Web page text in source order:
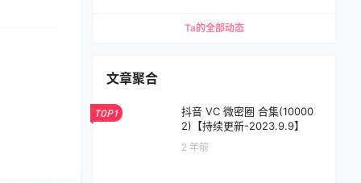
Ta的全部动态
文章聚合
TOP1
抖音 VC 微密圈 合集(10000
2)【持续更新-2023.9.9】
2 年前